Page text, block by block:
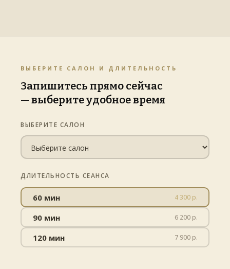
ВЫБЕРИТЕ САЛОН И ДЛИТЕЛЬНОСТЬ
Запишитесь прямо сейчас
— выберите удобное время
ВЫБЕРИТЕ САЛОН
ДЛИТЕЛЬНОСТЬ СЕАНСА
60 мин 4 300 р.
90 мин 6 200 р.
120 мин 7 900 р.